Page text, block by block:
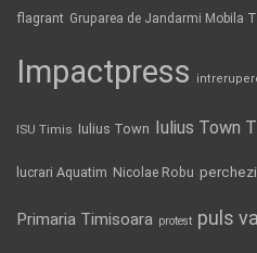
flagrant Gruparea de Jandarmi Mobila
Impactpress
ISU Timis Iulius Town Iulius Town
lucrari Aquatim Nicolae Robu
Primaria Timisoara protest puls